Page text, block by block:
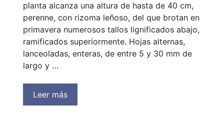
planta alcanza una altura de hasta de 40 cm,
perenne, con rizoma leñoso, del que brotan en
primavera numerosos tallos lignificados abajo,
ramificados superiormente. Hojas alternas,
lanceoladas, enteras, de entre 5 y 30 mm de
largo y …
Leer más